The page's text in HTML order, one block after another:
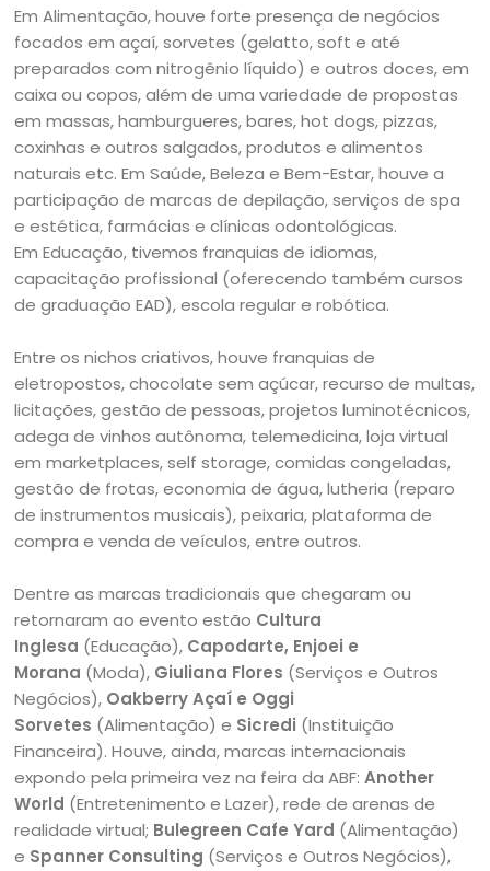
Em Alimentação, houve forte presença de negócios
focados em açaí, sorvetes (gelatto, soft e até
preparados com nitrogênio líquido) e outros doces, em
caixa ou copos, além de uma variedade de propostas
em massas, hamburgueres, bares, hot dogs, pizzas,
coxinhas e outros salgados, produtos e alimentos
naturais etc. Em Saúde, Beleza e Bem-Estar, houve a
participação de marcas de depilação, serviços de spa
e estética, farmácias e clínicas odontológicas.
Em Educação, tivemos franquias de idiomas,
capacitação profissional (oferecendo também cursos
de graduação EAD), escola regular e robótica.
Entre os nichos criativos, houve franquias de
eletropostos, chocolate sem açúcar, recurso de multas,
licitações, gestão de pessoas, projetos luminotécnicos,
adega de vinhos autônoma, telemedicina, loja virtual
em marketplaces, self storage, comidas congeladas,
gestão de frotas, economia de água, lutheria (reparo
de instrumentos musicais), peixaria, plataforma de
compra e venda de veículos, entre outros.
Dentre as marcas tradicionais que chegaram ou
retornaram ao evento estão Cultura
Inglesa (Educação), Capodarte, Enjoei e
Morana (Moda), Giuliana Flores (Serviços e Outros
Negócios), Oakberry Açaí e Oggi
Sorvetes (Alimentação) e Sicredi (Instituição
Financeira). Houve, ainda, marcas internacionais
expondo pela primeira vez na feira da ABF:Another
World (Entretenimento e Lazer), rede de arenas de
realidade virtual; Bulegreen Cafe Yard (Alimentação)
e Spanner Consulting (Serviços e Outros Negócios),